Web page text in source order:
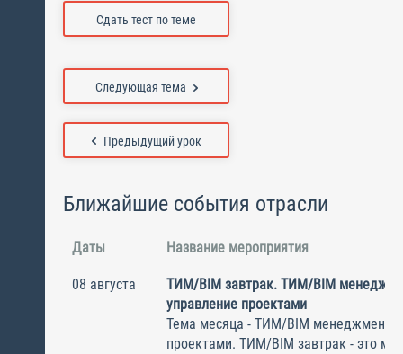
Сдать тест по теме
Предыдущий урок
Следующая тема
Ближайшие события отрасли
Даты Название мероприятия
08 августа
ТИМ/BIM завтрак. ТИМ/BIM
управление проектами
Тема месяца - ТИМ/BIM менеджмент и
проектами. ТИМ/BIM завтрак - это